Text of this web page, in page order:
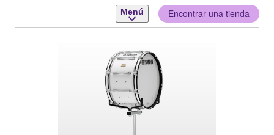
Menú Encontrar una tienda